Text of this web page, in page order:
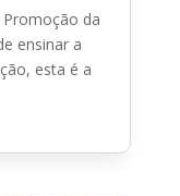
da
ensinar a
esta é a